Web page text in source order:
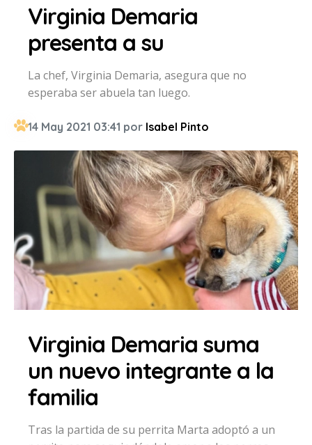
Virginia Demaria
presenta a su
La chef, Virginia Demaria, asegura que no
esperaba ser abuela tan luego.
14 May 2021 03:41 por Isabel Pinto
Virginia Demaria suma
un nuevo integrante a la
familia
Tras la partida de su perrita Marta adoptó a un